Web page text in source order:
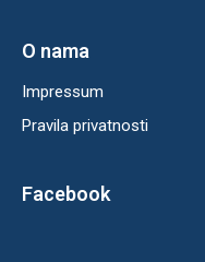
O nama
Impressum
Pravila privatnosti
Facebook